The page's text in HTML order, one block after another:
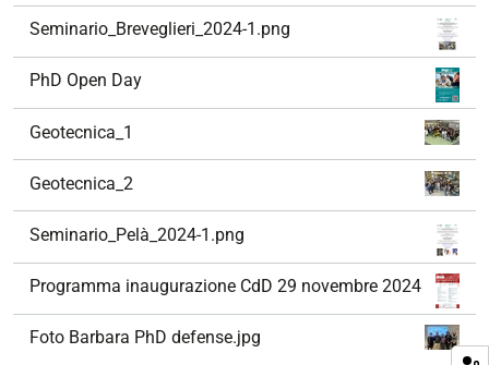
Seminario_Breveglieri_2024-1.png
PhD Open Day
Geotecnica_1
Geotecnica_2
Seminario_Pelà_2024-1.png
Programma inaugurazione CdD 29 novembre 2024
Foto Barbara PhD defense.jpg